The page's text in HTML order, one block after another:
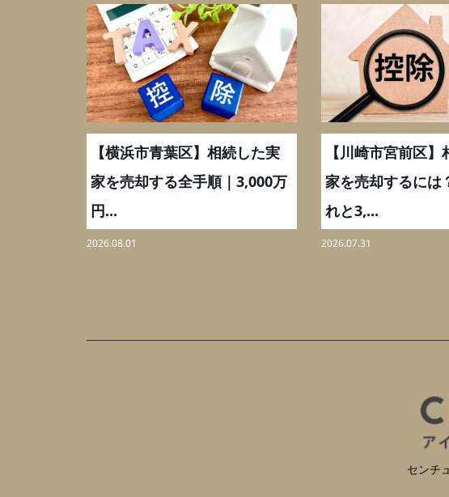
【横浜市青葉区】相続した実
家を売却する全手順｜3,000万
円...
2026.08.01
【川崎市宮前区
家を売却するには
れと3,...
2026.07.31
センチ